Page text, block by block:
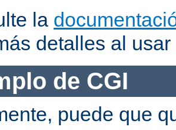
la
detalles al usar
de CGI
puede que